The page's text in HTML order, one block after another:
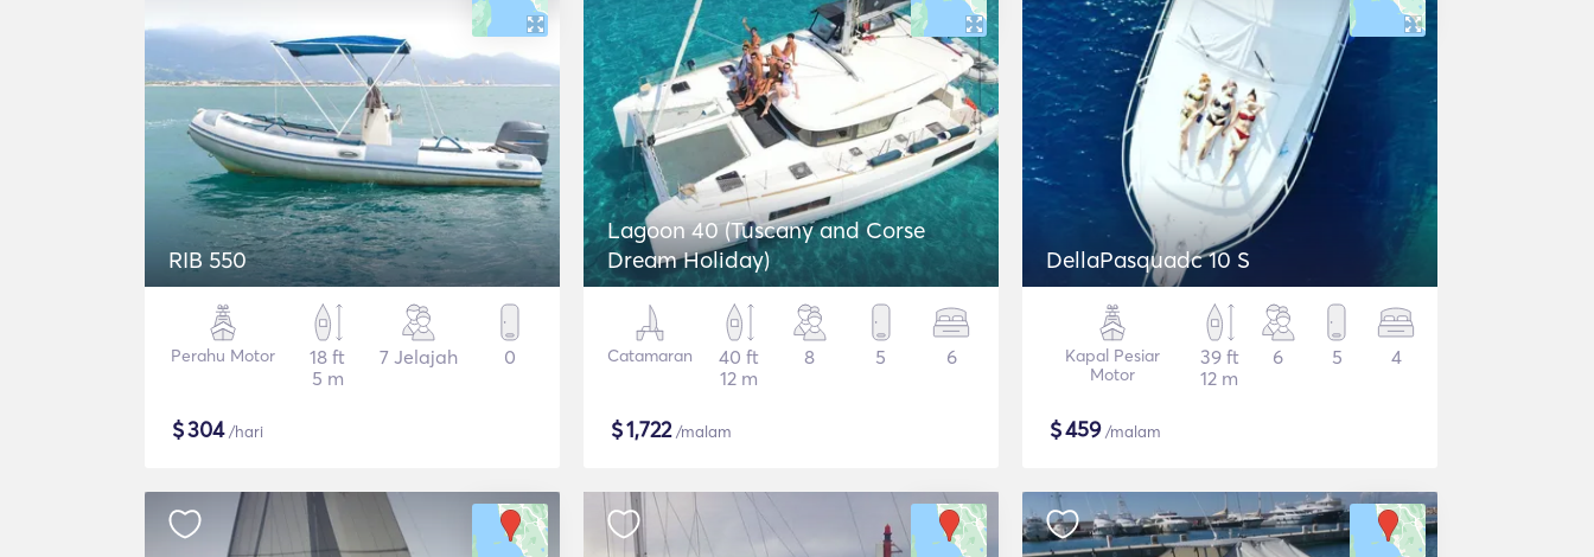
RIB 550
Perahu Motor
18 ft
5 m
7 Jelajah 0
$304/hari
Lagoon 40 (Tuscany and Corse
Dream Holiday)
Catamaran
40 ft
12 m
8 5 6
$1,722/malam
DellaPasquadc 10 S
Kapal Pesiar
Motor
39 ft
12 m
6 5 4
$459/malam